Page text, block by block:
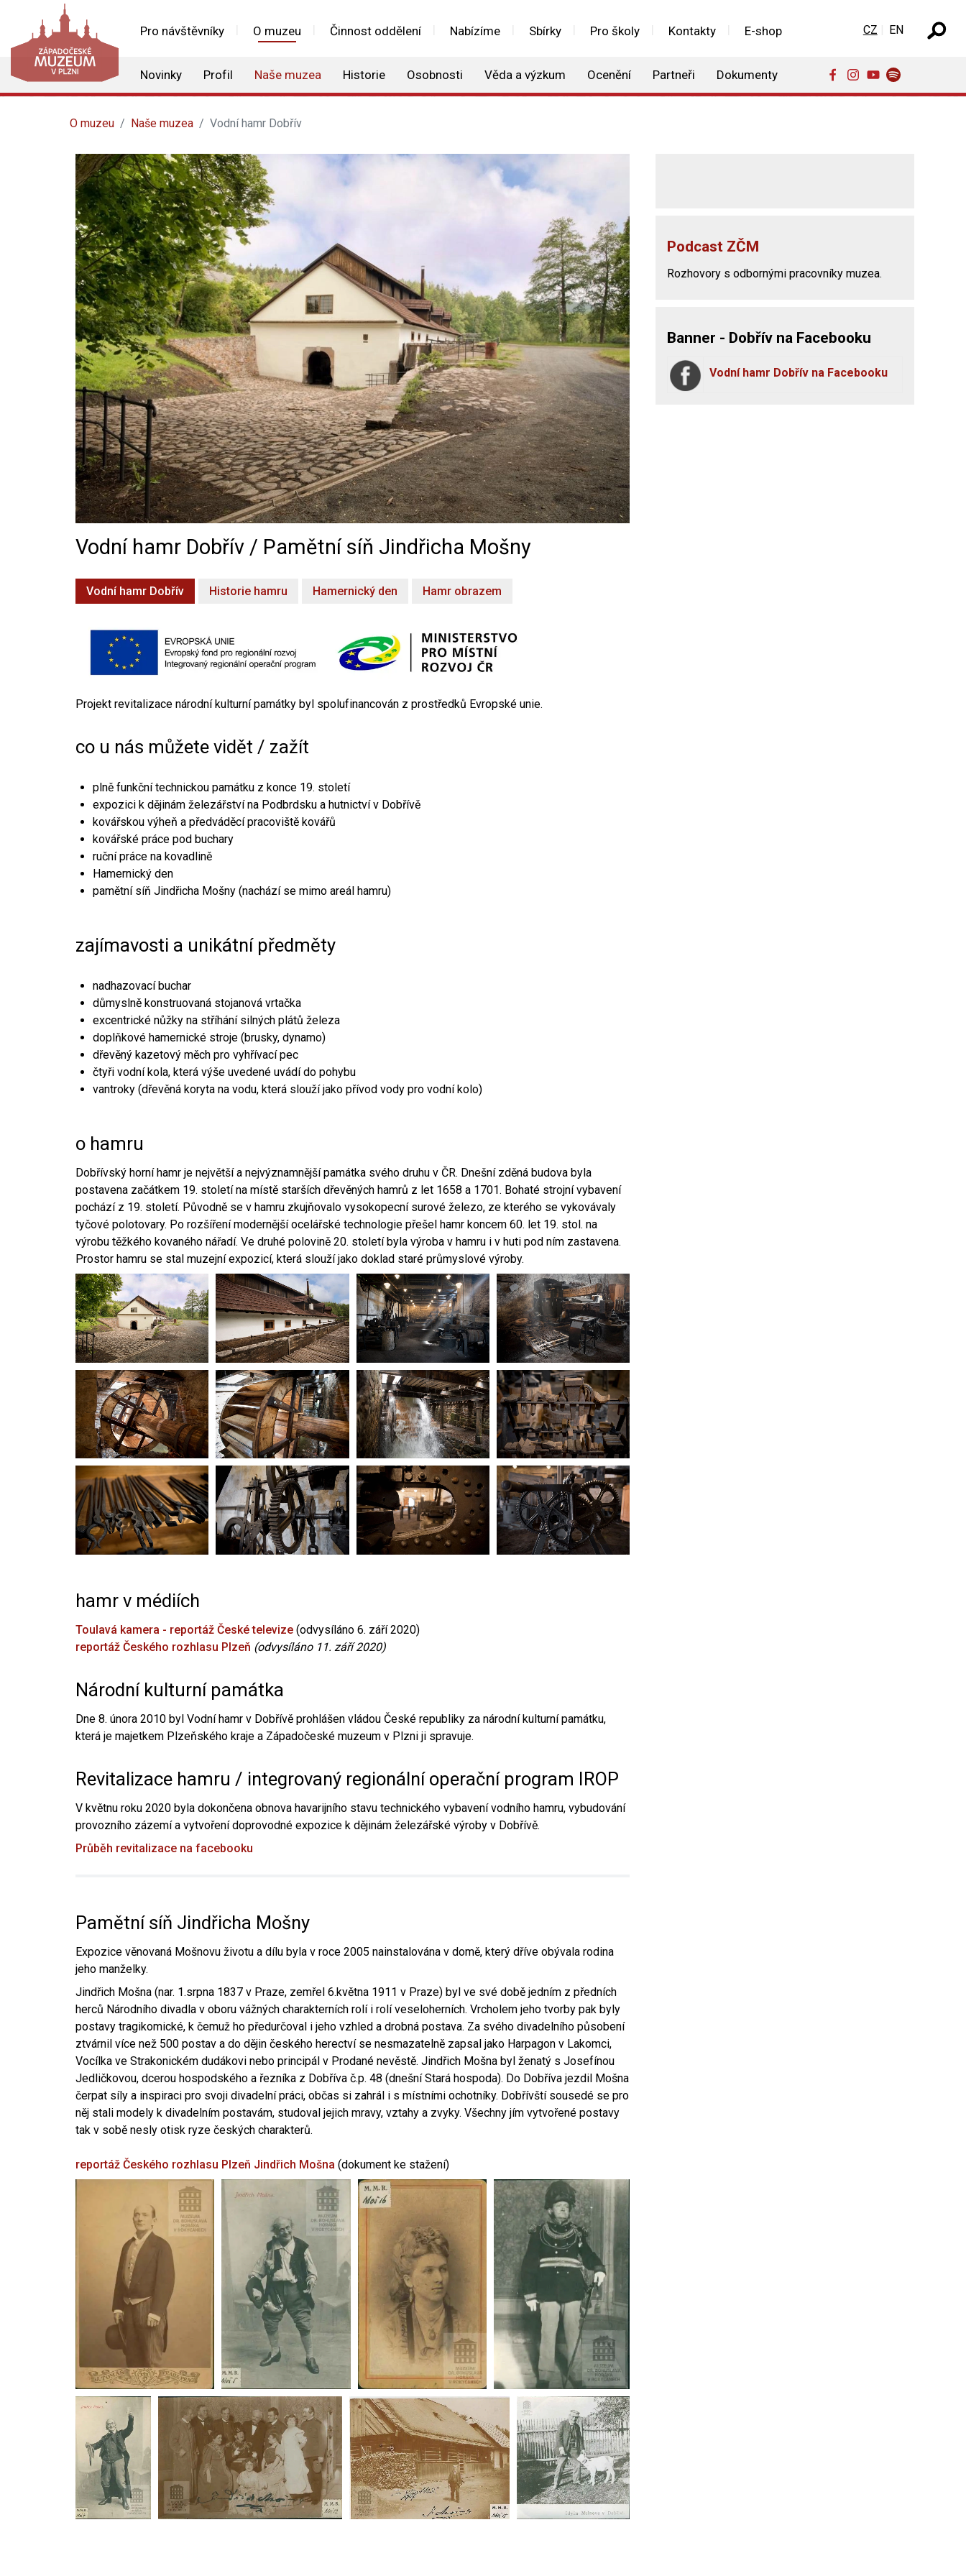
Pro návštěvníky O muzeu Činnost oddělení Nabízíme Sbírky Pro školy Kontakty E-shop
Novinky Profil Naše muzea Historie Osobnosti Věda a výzkum Ocenění Partneři Dokumenty
Zvolte jazyk
CZ EN
O muzeu Naše muzea Vodní hamr Dobřív
Vodní hamr Dobřív / Pamětní síň Jindřicha Mošny
Vodní hamr Dobřív Historie hamru Hamernický den Hamr obrazem
Projekt revitalizace národní kulturní památky byl spolufinancován z prostředků Evropské unie.
co u nás můžete vidět / zažít
plně funkční technickou památku z konce 19. století
expozici k dějinám železářství na Podbrdsku a hutnictví v Dobřívě
kovářskou výheň a předváděcí pracoviště kovářů
kovářské práce pod buchary
ruční práce na kovadlině
Hamernický den
pamětní síň Jindřicha Mošny (nachází se mimo areál hamru)
zajímavosti a unikátní předměty
nadhazovací buchar
důmyslně konstruovaná stojanová vrtačka
excentrické nůžky na stříhání silných plátů železa
doplňkové hamernické stroje (brusky, dynamo)
dřevěný kazetový měch pro vyhřívací pec
čtyři vodní kola, která výše uvedené uvádí do pohybu
vantroky (dřevěná koryta na vodu, která slouží jako přívod vody pro vodní kolo)
o hamru
Dobřívský horní hamr je největší a nejvýznamnější památka svého druhu v ČR. Dnešní zděná budova byla
postavena začátkem 19. století na místě starších dřevěných hamrů z let 1658 a 1701. Bohaté strojní vybavení
pochází z 19. století. Původně se v hamru zkujňovalo vysokopecní surové železo, ze kterého se vykovávaly
tyčové polotovary. Po rozšíření modernější ocelářské technologie přešel hamr koncem 60. let 19. stol. na
výrobu těžkého kovaného nářadí. Ve druhé polovině 20. století byla výroba v hamru i v huti pod ním zastavena.
Prostor hamru se stal muzejní expozicí, která slouží jako doklad staré průmyslové výroby.
hamr v médiích
Toulavá kamera - reportáž České televize (odvysíláno 6. září 2020)
reportáž Českého rozhlasu Plzeň (odvysíláno 11. září 2020)
Národní kulturní památka
Dne 8. února 2010 byl Vodní hamr v Dobřívě prohlášen vládou České republiky za národní kulturní památku,
která je majetkem Plzeňského kraje a Západočeské muzeum v Plzni ji spravuje.
Revitalizace hamru / integrovaný regionální operační program IROP
V květnu roku 2020 byla dokončena obnova havarijního stavu technického vybavení vodního hamru, vybudování
provozního zázemí a vytvoření doprovodné expozice k dějinám železářské výroby v Dobřívě.
Průběh revitalizace na facebooku
Pamětní síň Jindřicha Mošny
Expozice věnovaná Mošnovu životu a dílu byla v roce 2005 nainstalována v domě, který dříve obývala rodina
jeho manželky.
Jindřich Mošna (nar. 1.srpna 1837 v Praze, zemřel 6.května 1911 v Praze) byl ve své době jedním z předních
herců Národního divadla v oboru vážných charakterních rolí i rolí veseloherních. Vrcholem jeho tvorby pak byly
postavy tragikomické, k čemuž ho předurčoval i jeho vzhled a drobná postava. Za svého divadelního působení
ztvárnil více než 500 postav a do dějin českého herectví se nesmazatelně zapsal jako Harpagon v Lakomci,
Vocílka ve Strakonickém dudákovi nebo principál v Prodané nevěstě. Jindřich Mošna byl ženatý s Josefínou
Jedličkovou, dcerou hospodského a řezníka z Dobříva č.p. 48 (dnešní Stará hospoda). Do Dobříva jezdil Mošna
čerpat síly a inspiraci pro svoji divadelní práci, občas si zahrál i s místními ochotníky. Dobřívští sousedé se pro
něj stali modely k divadelním postavám, studoval jejich mravy, vztahy a zvyky. Všechny jím vytvořené postavy
tak v sobě nesly otisk ryze českých charakterů.
reportáž Českého rozhlasu Plzeň Jindřich Mošna (dokument ke stažení)
Podcast ZČM
Rozhovory s odbornými pracovníky muzea.
Banner - Dobřív na Facebooku
Vodní hamr Dobřív na Facebooku